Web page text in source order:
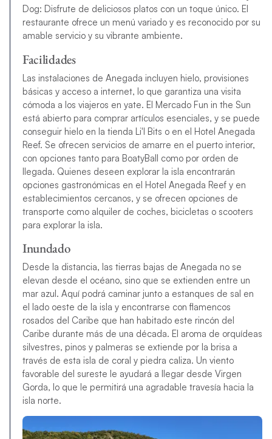
Dog: Disfrute de deliciosos platos con un toque único. El
restaurante ofrece un menú variado y es reconocido por su
amable servicio y su vibrante ambiente.
Facilidades
Las instalaciones de Anegada incluyen hielo, provisiones
básicas y acceso a internet, lo que garantiza una visita
cómoda a los viajeros en yate. El Mercado Fun in the Sun
está abierto para comprar artículos esenciales, y se puede
conseguir hielo en la tienda Li'l Bits o en el Hotel Anegada
Reef. Se ofrecen servicios de amarre en el puerto interior,
con opciones tanto para BoatyBall como por orden de
llegada. Quienes deseen explorar la isla encontrarán
opciones gastronómicas en el Hotel Anegada Reef y en
establecimientos cercanos, y se ofrecen opciones de
transporte como alquiler de coches, bicicletas o scooters
para explorar la isla.
Inundado
Desde la distancia, las tierras bajas de Anegada no se
elevan desde el océano, sino que se extienden entre un
mar azul. Aquí podrá caminar junto a estanques de sal en
el lado oeste de la isla y encontrarse con flamencos
rosados ​​del Caribe que han habitado este rincón del
Caribe durante más de una década. El aroma de orquídeas
silvestres, pinos y palmeras se extiende por la brisa a
través de esta isla de coral y piedra caliza. Un viento
favorable del sureste le ayudará a llegar desde Virgen
Gorda, lo que le permitirá una agradable travesía hacia la
isla norte.